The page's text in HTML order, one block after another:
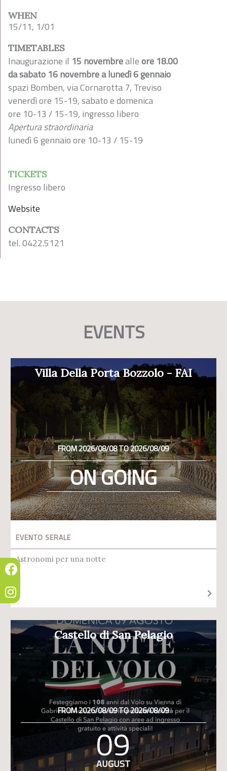
WHEN
15/11, 1/01
TIMETABLES
Inaugurazione il 15 novembrealleore 18.00
da sabato 16 novembre a lunedì 6 gennaio
spazi Bomben, via Cornarotta 7, Treviso
venerdì ore 15-19, sabato e domenica
ore 10-13 / 15-19, ingresso libero
Apertura straordinaria
lunedì 6 gennaio ore 10-13 / 15-19
TICKETS
Ingresso libero
Website
CONTACTS
tel. 0422.5121
EVENTS
Villa Della Porta Bozzolo - FAI
FROM 2026/08/08 TO 2026/08/09
ON GOING
EVENTO SERALE
Astronomi per una notte
Castello di San Pelagio
FROM 2026/08/09 TO 2026/08/09
09
AUGUST